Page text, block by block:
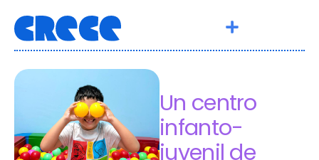
Un centro
infanto-
juvenil de